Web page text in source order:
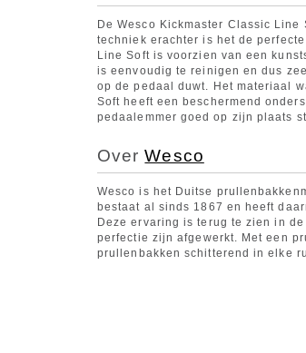
De Wesco Kickmaster Classic
techniek erachter is het de
Line Soft is voorzien van een
is eenvoudig te reinigen en dus
op de pedaal duwt. Het materiaal
Soft heeft een beschermend
pedaalemmer goed op zijn plaats
OverWesco
Wesco is het Duitse
bestaat al sinds 1867 en heeft
Deze ervaring is terug te zien in
perfectie zijn afgewerkt. Met een
prullenbakken schitterend in elke